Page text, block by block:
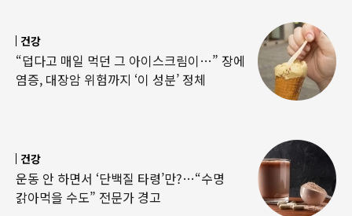
건강
“덥다고 매일 먹던 그 아이스크림이…” 장에
염증, 대장암 위험까지 ‘이 성분’ 정체
건강
운동 안 하면서 ‘단백질 타령’만?…“수명
갉아먹을 수도” 전문가 경고